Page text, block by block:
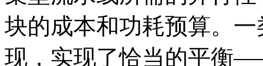
块的成本和功耗预算。
现，实现了恰当的平衡